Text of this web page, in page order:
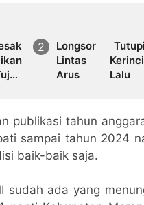
Longsor
Lintas
Arus Lalu
publikasi tahun
sampai tahun 2024
baik-baik saja.
sudah ada yang